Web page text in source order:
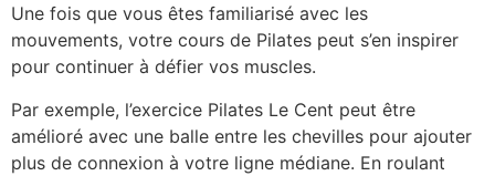
Une fois que vous êtes familiarisé avec les
mouvements, votre cours de Pilates peut s’en inspirer
pour continuer à défier vos muscles.
Par exemple, l’exercice Pilates Le Cent peut être
amélioré avec une balle entre les chevilles pour ajouter
plus de connexion à votre ligne médiane. En roulant